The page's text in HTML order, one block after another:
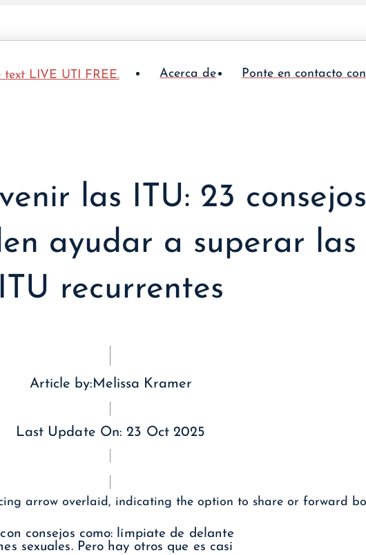
Acerca de Ponte en contacto con
las ITU: 23 consejos
ayudar a superar las
ITU recurrentes
Article by:Melissa Kramer
Last Update On:23 Oct 2025
consejos como: límpiate de delante
sexuales. Pero hay otros que es casi